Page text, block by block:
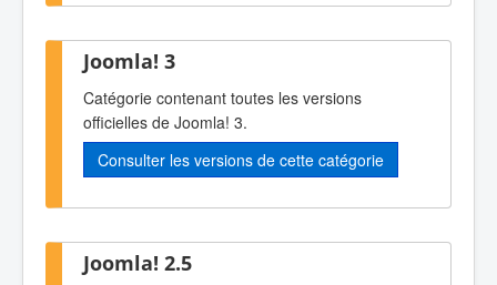
Joomla! 3
Catégorie contenant toutes les versions
officielles de Joomla! 3.
Consulter les versions de cette catégorie
Joomla! 2.5